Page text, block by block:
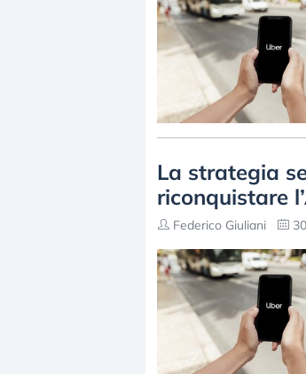
La strategia
riconquistare
Federico Giuliani